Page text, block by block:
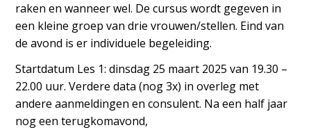
raken en wanneer wel. De cursus wordt gegeven in
een kleine groep van drie vrouwen/stellen. Eind van
de avond is er individuele begeleiding.
Startdatum Les 1: dinsdag 25 maart 2025 van 19.30 –
22.00 uur. Verdere data (nog 3x) in overleg met
andere aanmeldingen en consulent. Na een half jaar
nog een terugkomavond,